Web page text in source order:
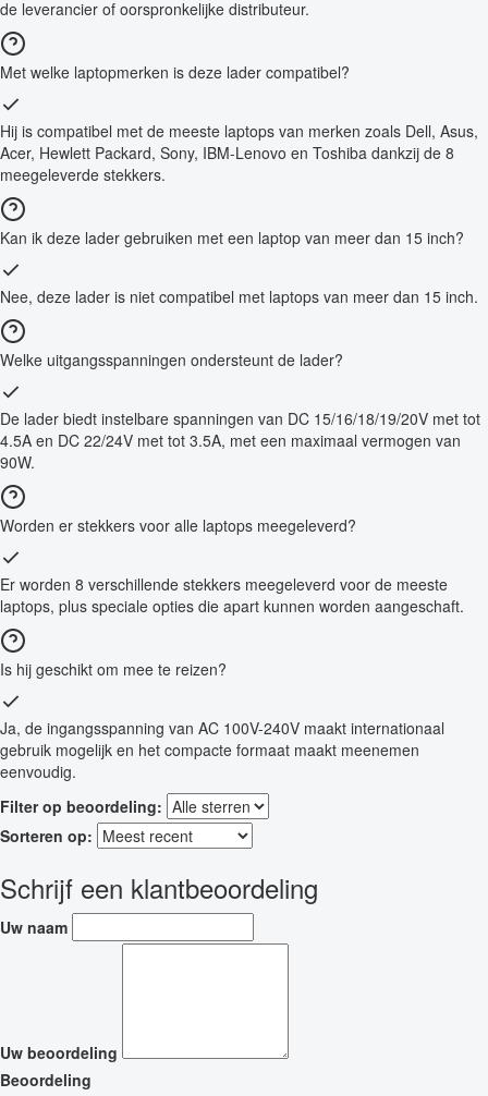
de leverancier of oorspronkelijke distributeur.
Met welke laptopmerken is deze lader compatibel?
Hij is compatibel met de meeste laptops van merken zoals Dell, Asus,
Acer, Hewlett Packard, Sony, IBM-Lenovo en Toshiba dankzij de 8
meegeleverde stekkers.
Kan ik deze lader gebruiken met een laptop van meer dan 15 inch?
Nee, deze lader is niet compatibel met laptops van meer dan 15 inch.
Welke uitgangsspanningen ondersteunt de lader?
De lader biedt instelbare spanningen van DC 15/16/18/19/20V met tot
4.5A en DC 22/24V met tot 3.5A, met een maximaal vermogen van
90W.
Worden er stekkers voor alle laptops meegeleverd?
Er worden 8 verschillende stekkers meegeleverd voor de meeste
laptops, plus speciale opties die apart kunnen worden aangeschaft.
Is hij geschikt om mee te reizen?
Ja, de ingangsspanning van AC 100V-240V maakt internationaal
gebruik mogelijk en het compacte formaat maakt meenemen
eenvoudig.
Filter op beoordeling:
Sorteren op:
Schrijf een klantbeoordeling
Uw naam
Uw beoordeling
Beoordeling